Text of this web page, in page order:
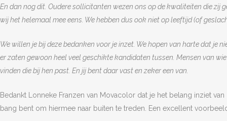
En dan nog dit. Oudere sollicitanten wezen ons op de kwaliteiten die zij
wij het helemaal mee eens. We hebben dus ook niet op leeftijd (of
We willen je bij deze bedanken voor je inzet. We hopen van harte dat je
er zaten gewoon heel veel geschikte kandidaten tussen. Mensen van
vinden die bij hen past. En jij bent daar vast en zeker een van.
Bedankt Lonneke Franzen van Movacolor dat je het belang inziet
bang bent om hiermee naar buiten te treden. Een excellent